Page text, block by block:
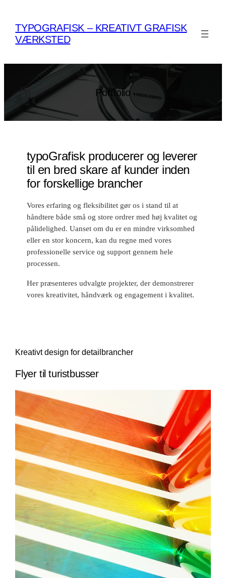
indhold
TYPOGRAFISK – KREATIVT GRAFISK
VÆRKSTED
Portfolio
typoGrafisk producerer og leverer
til en bred skare af kunder inden
for forskellige brancher
Vores erfaring og fleksibilitet gør os i stand til at
håndtere både små og store ordrer med høj kvalitet og
pålidelighed. Uanset om du er en mindre virksomhed
eller en stor koncern, kan du regne med vores
professionelle service og support gennem hele
processen.
Her præsenteres udvalgte projekter, der demonstrerer
vores kreativitet, håndværk og engagement i kvalitet.
Kreativt design for detailbrancher
Flyer til turistbusser